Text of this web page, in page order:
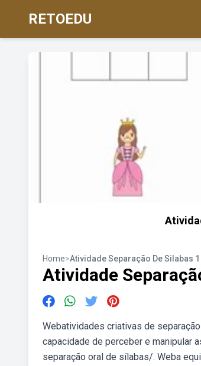
RETOEDU
Home>Atividade Separação De Silabas 1
Atividade
Webatividades criativas de
capacidade de perceber e manipular
separação oral de sílabas/. Weba